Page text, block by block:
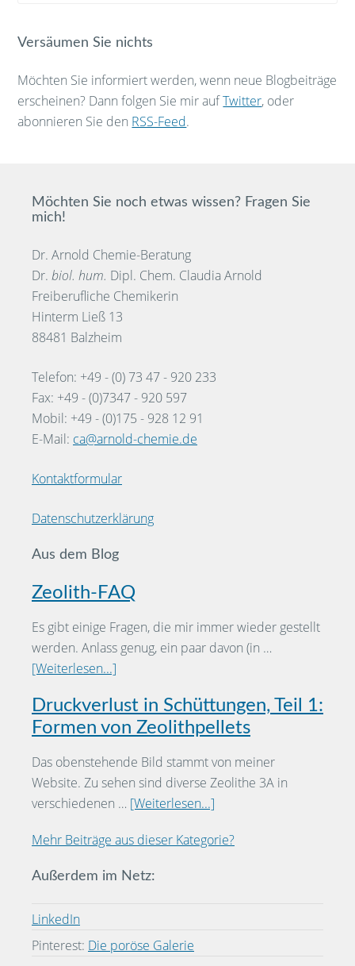
Versäumen Sie nichts
Möchten Sie informiert werden, wenn neue Blogbeiträge
erscheinen? Dann folgen Sie mir aufTwitter, oder
abonnieren Sie den RSS-Feed.
Möchten Sie noch etwas wissen? Fragen Sie
mich!
Dr. Arnold Chemie-Beratung
Dr. biol. hum. Dipl. Chem. Claudia Arnold
Freiberufliche Chemikerin
Hinterm Ließ 13
88481 Balzheim
Telefon: +49 - (0) 73 47 - 920 233
Fax: +49 - (0)7347 - 920 597
Mobil: +49 - (0)175 - 928 12 91
E-Mail: ca@arnold-chemie.de
Kontaktformular
Datenschutzerklärung
Aus dem Blog
Zeolith-FAQ
Es gibt einige Fragen, die mir immer wieder gestellt
werden. Anlass genug, ein paar davon (in …
[Weiterlesen...]
Druckverlust in Schüttungen, Teil 1:
Formen von Zeolithpellets
Das obenstehende Bild stammt von meiner
Website. Zu sehen sind diverse Zeolithe 3A in
verschiedenen … [Weiterlesen...]
Mehr Beiträge aus dieser Kategorie?
Außerdem im Netz:
LinkedIn
Pinterest: Die poröse Galerie